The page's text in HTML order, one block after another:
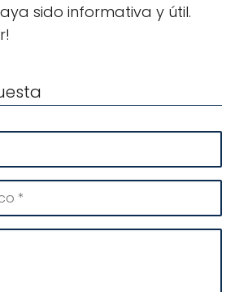
sido informativa y útil.